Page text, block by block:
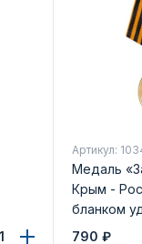
Артикул:
Медаль
Крым -
бланком
790 ₽